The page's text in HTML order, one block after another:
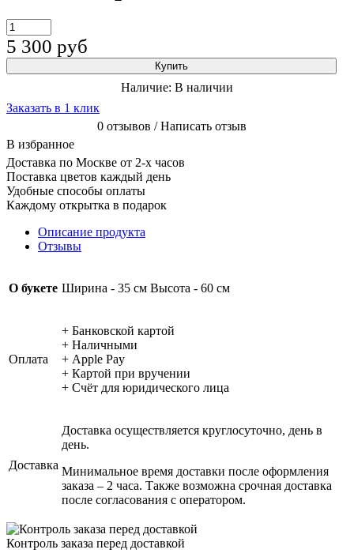
5 300 руб
Купить
Наличие: В наличии
Заказать в 1 клик
0 отзывов / Написать отзыв
В избранное
Доставка по Москве от 2-х часов
Поставка цветов каждый день
Удобные способы оплаты
Каждому открытка в подарок
Описание продукта
Отзывы
О букете Ширина - 35 см Высота - 60 см
Оплата
+ Банковской картой
+ Наличными
+ Apple Pay
+ Картой при вручении
+ Счёт для юридического лица
Доставка
Доставка осуществляется круглосуточно, день в
день.
Минимальное время доставки после оформления
заказа – 2 часа. Также возможна срочная доставка
после согласования с оператором.
Контроль заказа перед доставкой